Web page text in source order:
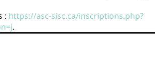
: https://asc-sisc.ca/inscriptions.php?
.